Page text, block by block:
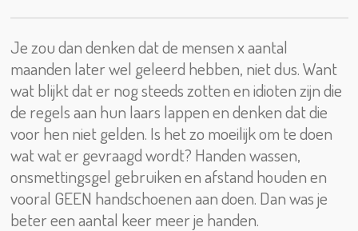
Je zou dan denken dat de mensen x aantal
maanden later wel geleerd hebben, niet dus. Want
wat blijkt dat er nog steeds zotten en idioten zijn die
de regels aan hun laars lappen en denken dat die
voor hen niet gelden. Is het zo moeilijk om te doen
wat wat er gevraagd wordt? Handen wassen,
onsmettingsgel gebruiken en afstand houden en
vooral GEEN handschoenen aan doen. Dan was je
beter een aantal keer meer je handen.